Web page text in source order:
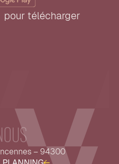
pour télécharger
– 94300